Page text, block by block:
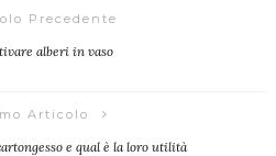
Precedente
alberi in vaso
Articolo
e qual è la loro utilità